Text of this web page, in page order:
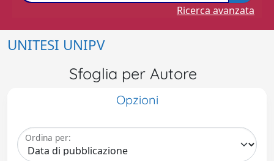
Ricerca avanzata
UNITESI UNIPV
Sfoglia per Autore
Opzioni
Ordina per: